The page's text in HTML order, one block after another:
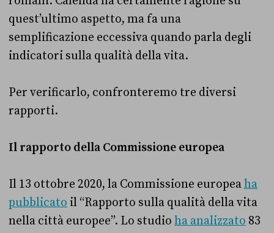
quest’ultimo aspetto, ma fa una
semplificazione eccessiva quando parla degli
indicatori sulla qualità della vita.
Per verificarlo, confronteremo tre diversi
rapporti.
Il rapporto della Commissione europea
Il 13 ottobre 2020, la Commissione europeaha
pubblicato il “Rapporto sulla qualità della vita
nella città europee”. Lo studio ha analizzato 83